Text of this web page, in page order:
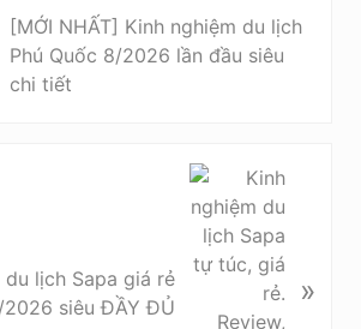
[MỚI NHẤT] Kinh nghiệm du lịch
Phú Quốc 8/2026 lần đầu siêu
chi tiết
du lịch Sapa giá rẻ
2026 siêu ĐẦY ĐỦ
»